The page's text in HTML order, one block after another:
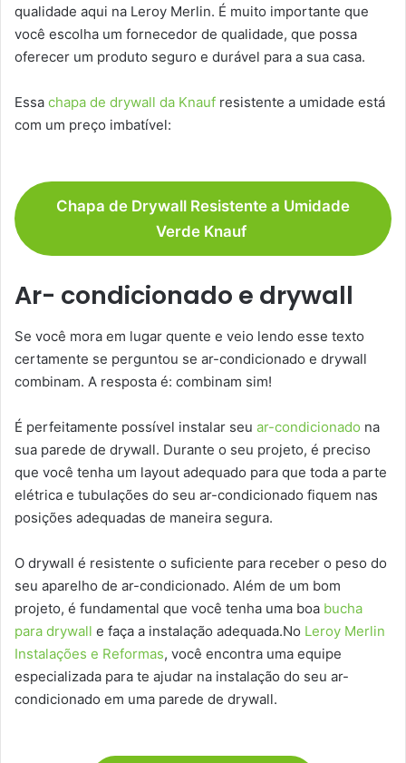
qualidade aqui na Leroy Merlin. É muito importante que
você escolha um fornecedor de qualidade, que possa
oferecer um produto seguro e durável para a sua casa.
Essa chapa de drywall da Knauf resistente a umidade está
com um preço imbatível:
Chapa de Drywall Resistente a Umidade
Verde Knauf
Ar- condicionado e drywall
Se você mora em lugar quente e veio lendo esse texto
certamente se perguntou se ar-condicionado e drywall
combinam. A resposta é: combinam sim!
É perfeitamente possível instalar seu ar-condicionado na
sua parede de drywall. Durante o seu projeto, é preciso
que você tenha um layout adequado para que toda a parte
elétrica e tubulações do seu ar-condicionado fiquem nas
posições adequadas de maneira segura.
O drywall é resistente o suficiente para receber o peso do
seu aparelho de ar-condicionado. Além de um bom
projeto, é fundamental que você tenha uma boa bucha
para drywall e faça a instalação adequada.No Leroy Merlin
Instalações e Reformas, você encontra uma equipe
especializada para te ajudar na instalação do seu ar-
condicionado em uma parede de drywall.